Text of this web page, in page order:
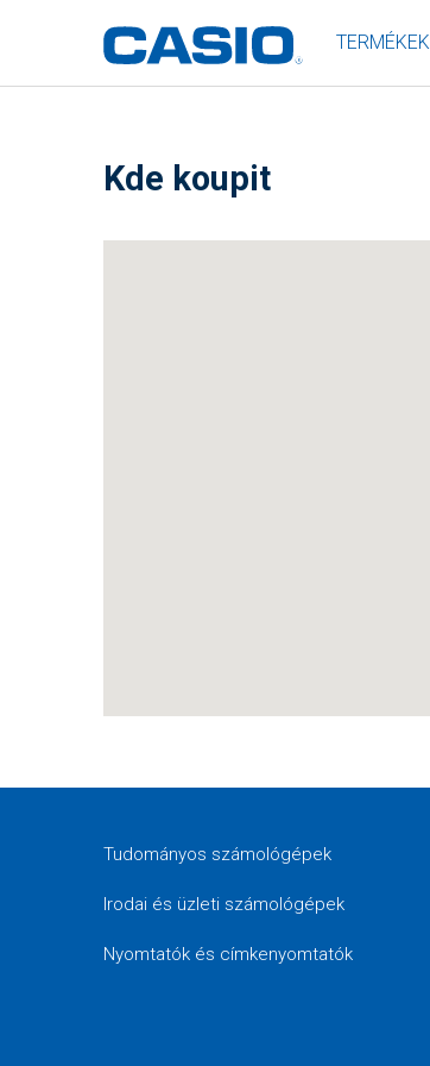
TERMÉKEK
Kde koupit
Tudományos számológépek
Irodai és üzleti számológépek
Nyomtatók és címkenyomtatók